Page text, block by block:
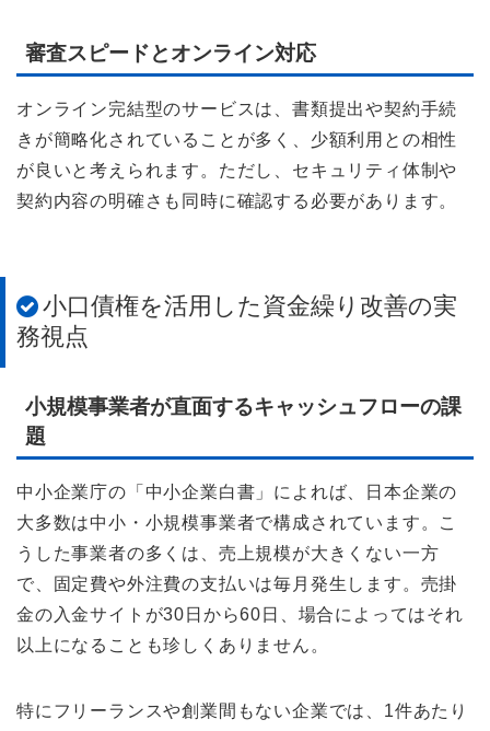
審査スピードとオンライン対応
オンライン完結型のサービスは、書類提出や契約手続
きが簡略化されていることが多く、少額利用との相性
が良いと考えられます。ただし、セキュリティ体制や
契約内容の明確さも同時に確認する必要があります。
小口債権を活用した資金繰り改善の実
務視点
小規模事業者が直面するキャッシュフローの課
題
中小企業庁の「中小企業白書」によれば、日本企業の
大多数は中小・小規模事業者で構成されています。こ
うした事業者の多くは、売上規模が大きくない一方
で、固定費や外注費の支払いは毎月発生します。売掛
金の入金サイトが30日から60日、場合によってはそれ
以上になることも珍しくありません。
特にフリーランスや創業間もない企業では、1件あたり